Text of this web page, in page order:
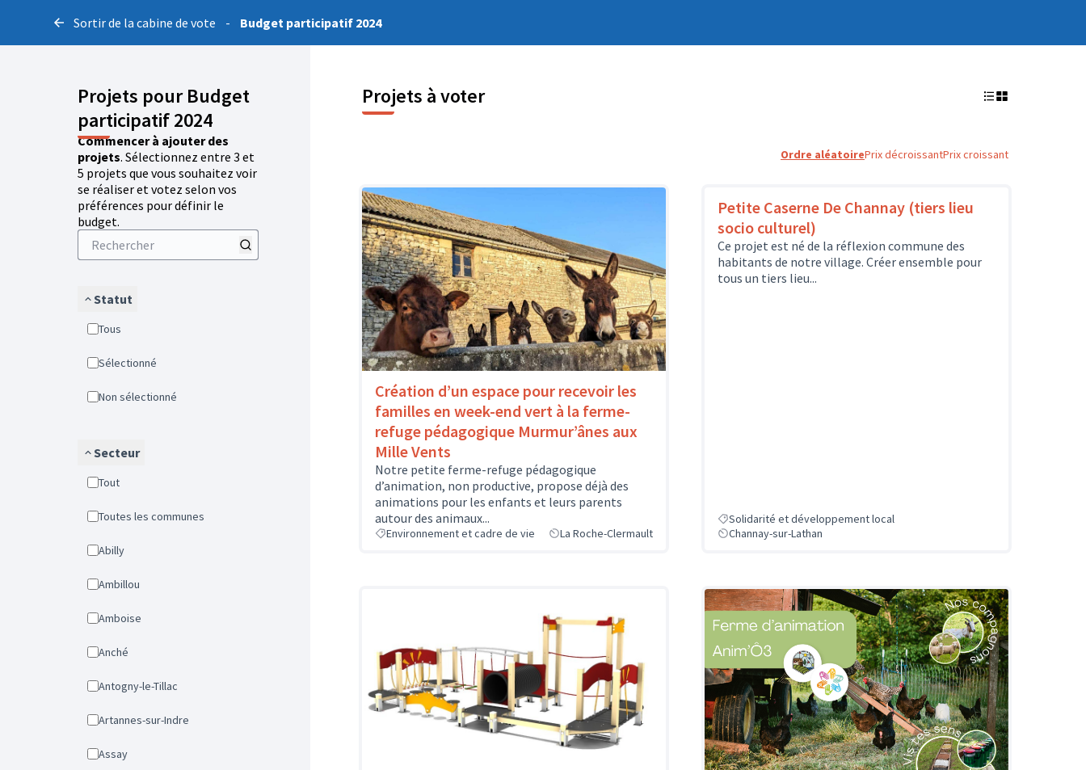
Sortir de la cabine de vote - Budget participatif 2024
Projets pour Budget
participatif 2024
Commencer à ajouter des
projets. Sélectionnez entre 3 et
5 projets que vous souhaitez voir
se réaliser et votez selon vos
préférences pour définir le
budget.
Statut
Tous
Sélectionné
Non sélectionné
Secteur
Tout
Toutes les communes
Abilly
Ambillou
Amboise
Anché
Antogny-le-Tillac
Artannes-sur-Indre
Assay
Projets à voter
Ordre aléatoirePrix décroissantPrix croissant
Création d’un espace pour recevoir les
familles en week-end vert à la ferme-
refuge pédagogique Murmur’ânes aux
Mille Vents
Notre petite ferme-refuge pédagogique
d’animation, non productive, propose déjà des
animations pour les enfants et leurs parents
autour des animaux...
Environnement et cadre de vie La Roche-Clermault
Petite Caserne De Channay (tiers lieu
socio culturel)
Ce projet est né de la réflexion commune des
habitants de notre village. Créer ensemble pour
tous un tiers lieu...
Solidarité et développement local
Channay-sur-Lathan